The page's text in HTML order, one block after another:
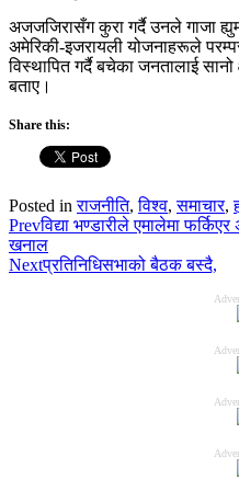
अजजजिरासँग कुरा गर्दै उनले गाजा
अमेरिकी-इजरायली योजनाहरूले
विस्थापित गर्दै बचेका जनतालाई
बताए।
Share this:
Posted inराजनीति,विश्व,समाचार,
Prevविद्या भण्डारीले एमालेमा
खनाल
Nextप्रतिनिधिसभाको बैठक बस्दै,